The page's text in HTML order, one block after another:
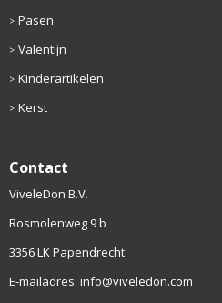
Pasen
Valentijn
Kinderartikelen
Kerst
Contact
ViveleDon B.V.
Rosmolenweg 9 b
3356 LK Papendrecht
E-mailadres: info@viveledon.com